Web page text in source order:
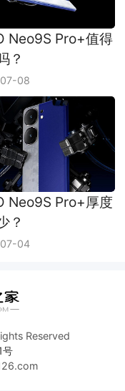
Neo9S Pro+值得
？
08
Neo9S Pro+厚度
？
04
Reserved
号